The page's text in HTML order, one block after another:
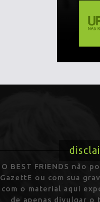
O BEST FRIENDS não
GazettE ou com sua
com o material aqui
de apenas divulgar o